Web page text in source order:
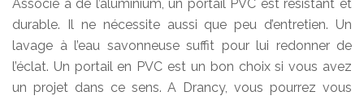
Associé à de l’aluminium, un portail PVC est résistant et
durable. Il ne nécessite aussi que peu d’entretien. Un
lavage à l’eau savonneuse suffit pour lui redonner de
l’éclat. Un portail en PVC est un bon choix si vous avez
un projet dans ce sens. A Drancy, vous pourrez vous